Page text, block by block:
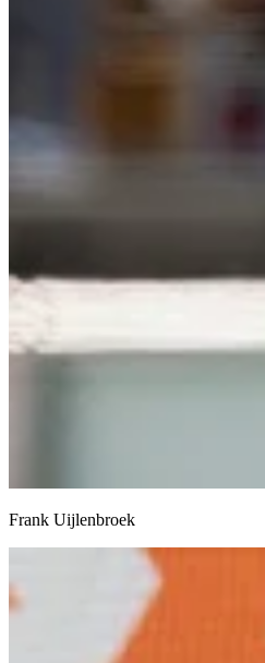
Frank Uijlenbroek